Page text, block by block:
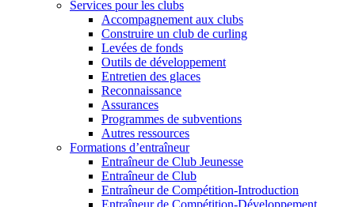
Services pour les clubs
Accompagnement aux clubs
Construire un club de curling
Levées de fonds
Outils de développement
Entretien des glaces
Reconnaissance
Assurances
Programmes de subventions
Autres ressources
Formations d’entraîneur
Entraîneur de Club Jeunesse
Entraîneur de Club
Entraîneur de Compétition-Introduction
Entraîneur de Compétition-Développement